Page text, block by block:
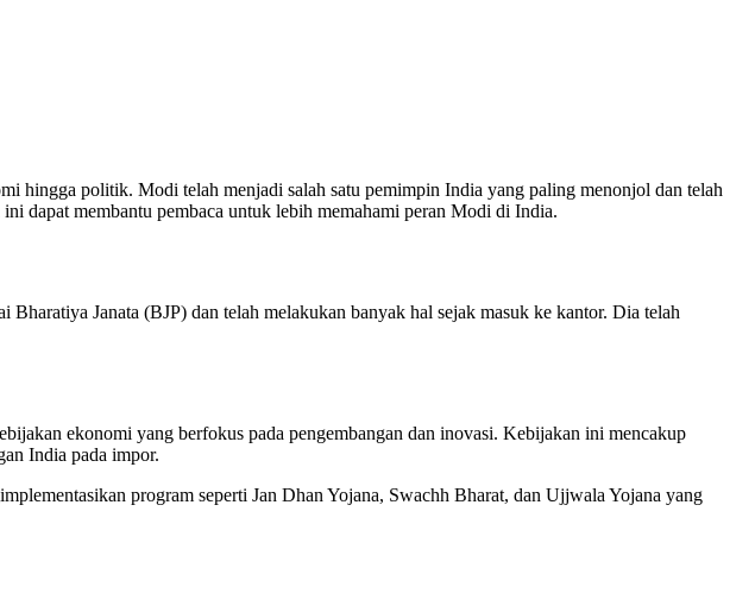
hingga politik. Modi telah menjadi salah satu pemimpin India yang paling menonjol dan telah
dapat membantu pembaca untuk lebih memahami peran Modi di India.
Janata (BJP) dan telah melakukan banyak hal sejak masuk ke kantor. Dia telah
ekonomi yang berfokus pada pengembangan dan inovasi. Kebijakan ini mencakup
India pada impor.
program seperti Jan Dhan Yojana, Swachh Bharat, dan Ujjwala Yojana yang